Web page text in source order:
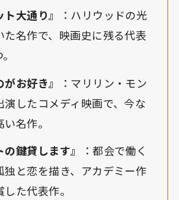
ト大通り』
：ハリウッドの光
た名作で、映画史に残る代表
がお好き』
：マリリン・モン
演したコメディ映画で、今な
名作。
の鍵貸します』
：都会で働く
独と恋を描き、アカデミー作
た代表作。